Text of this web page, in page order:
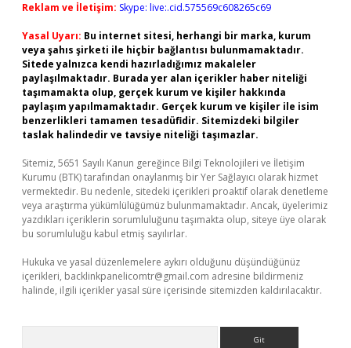
Reklam ve İletişim: Skype: live:.cid.575569c608265c69
Yasal Uyarı: Bu internet sitesi, herhangi bir marka, kurum
veya şahıs şirketi ile hiçbir bağlantısı bulunmamaktadır.
Sitede yalnızca kendi hazırladığımız makaleler
paylaşılmaktadır. Burada yer alan içerikler haber niteliği
taşımamakta olup, gerçek kurum ve kişiler hakkında
paylaşım yapılmamaktadır. Gerçek kurum ve kişiler ile isim
benzerlikleri tamamen tesadüfidir. Sitemizdeki bilgiler
taslak halindedir ve tavsiye niteliği taşımazlar.
Sitemiz, 5651 Sayılı Kanun gereğince Bilgi Teknolojileri ve İletişim
Kurumu (BTK) tarafından onaylanmış bir Yer Sağlayıcı olarak hizmet
vermektedir. Bu nedenle, sitedeki içerikleri proaktif olarak denetleme
veya araştırma yükümlülüğümüz bulunmamaktadır. Ancak, üyelerimiz
yazdıkları içeriklerin sorumluluğunu taşımakta olup, siteye üye olarak
bu sorumluluğu kabul etmiş sayılırlar.
Hukuka ve yasal düzenlemelere aykırı olduğunu düşündüğünüz
içerikleri, backlinkpanelicomtr@gmail.com adresine bildirmeniz
halinde, ilgili içerikler yasal süre içerisinde sitemizden kaldırılacaktır.